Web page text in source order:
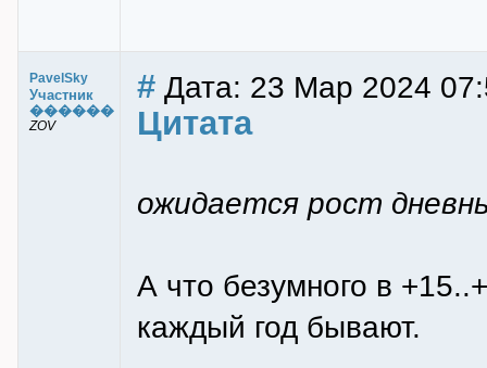
PavelSky
Участник
������
ZOV
# Дата: 23 Мар 2024
Цитата
ожидается рост
А что безумного в
каждый год бывают.